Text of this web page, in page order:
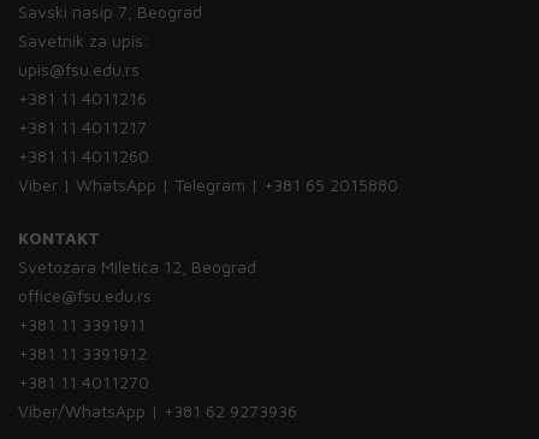
Savski nasip 7, Beograd
Savetnik za upis:
upis@fsu.edu.rs
+381 11 4011216
+381 11 4011217
+381 11 4011260
Viber | WhatsApp | Telegram | +381 65 2015880
KONTAKT
Svetozara Miletića 12, Beograd
office@fsu.edu.rs
+381 11 3391911
+381 11 3391912
+381 11 4011270
Viber/WhatsApp | +381 62 9273936